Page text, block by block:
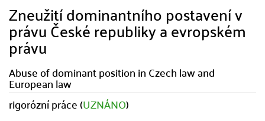
Zneužití dominantního postavení v
právu České republiky a evropském
právu
Abuse of dominant position in Czech law and
European law
rigorózní práce (UZNÁNO)